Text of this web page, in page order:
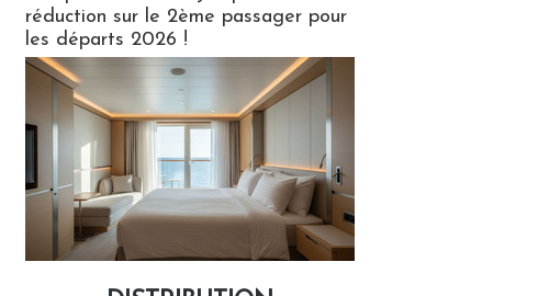
réduction sur le 2ème passager pour
les départs 2026 !